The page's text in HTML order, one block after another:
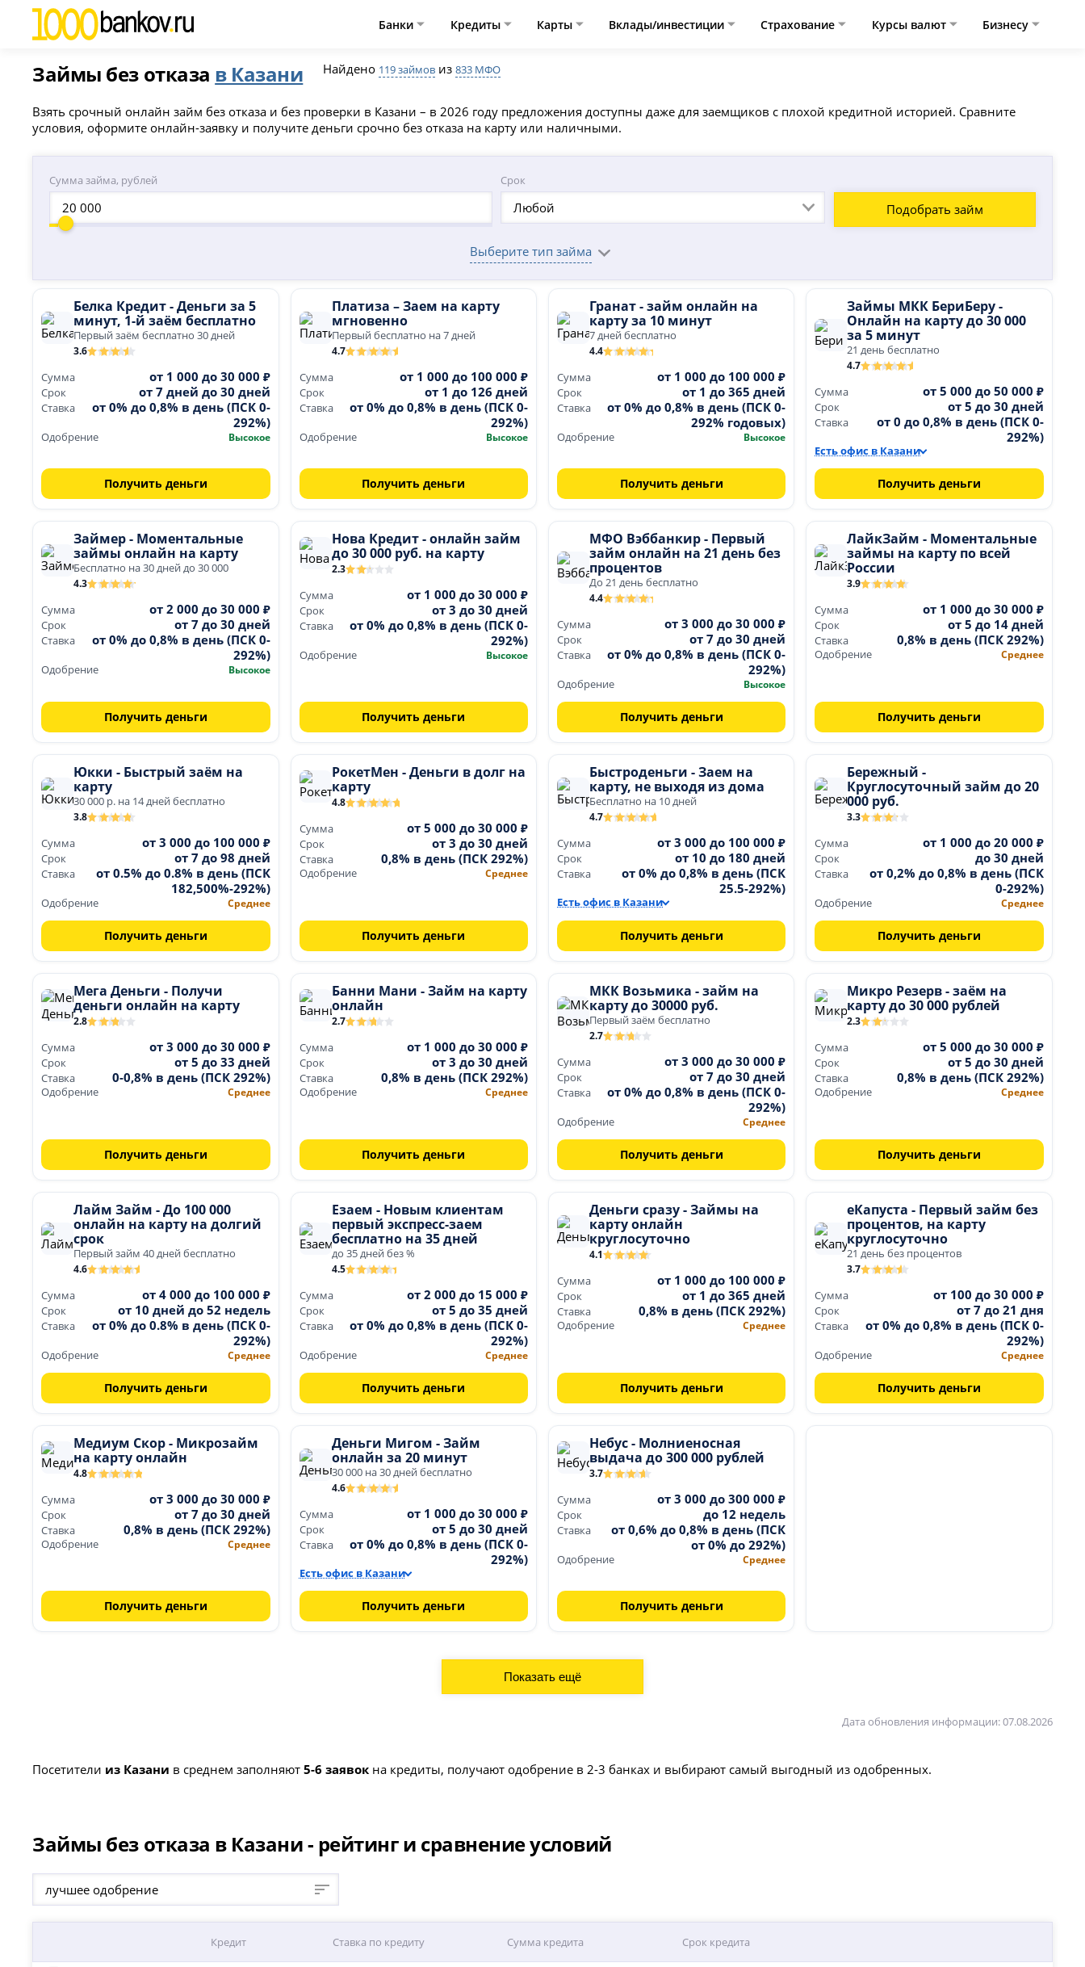
Банки Кредиты Карты Вклады/инвестиции Страхование Курсы валют Бизнесу
Займы без отказа в Казани Найдено 119 займов из833 МФО
Взять срочный онлайн займ без отказа и без проверки в Казани – в 2026 году предложения доступны даже для заемщиков с плохой кредитной историей. Сравните
условия, оформите онлайн-заявку и получите деньги срочно без отказа на карту или наличными.
Сумма займа, рублей Срок
Любой Подобрать займ
Выберите тип займа
Белка Кредит - Деньги за 5
минут, 1-й заём бесплатно
Первый заём бесплатно 30 дней
3.6
Сумма от 1 000 до 30 000 ₽
Срок от 7 дней до 30 дней
Ставка
от 0% до 0,8% в день (ПСК 0-
292%)
Одобрение Высокое
Получить деньги
Платиза – Заем на карту
мгновенно
Первый бесплатно на 7 дней
4.7
Сумма от 1 000 до 100 000 ₽
Срок от 1 до 126 дней
Ставка
от 0% до 0,8% в день (ПСК 0-
292%)
Одобрение Высокое
Получить деньги
Гранат - займ онлайн на
карту за 10 минут
7 дней бесплатно
4.4
Сумма от 1 000 до 100 000 ₽
Срок от 1 до 365 дней
Ставка
от 0% до 0,8% в день (ПСК 0-
292% годовых)
Одобрение Высокое
Получить деньги
Займы МКК БериБеру -
Онлайн на карту до 30 000
за 5 минут
21 день бесплатно
4.7
Сумма от 5 000 до 50 000 ₽
Срок от 5 до 30 дней
Ставка
от 0 до 0,8% в день (ПСК 0-
292%)
Есть офис в Казани
Получить деньги
Займер - Моментальные
займы онлайн на карту
Бесплатно на 30 дней до 30 000
4.3
Сумма от 2 000 до 30 000 ₽
Срок от 7 до 30 дней
Ставка
от 0% до 0,8% в день (ПСК 0-
292%)
Одобрение Высокое
Получить деньги
Нова Кредит - онлайн займ
до 30 000 руб. на карту
2.3
Сумма от 1 000 до 30 000 ₽
Срок от 3 до 30 дней
Ставка
от 0% до 0,8% в день (ПСК 0-
292%)
Одобрение Высокое
Получить деньги
МФО Вэббанкир - Первый
займ онлайн на 21 день без
процентов
До 21 день бесплатно
4.4
Сумма от 3 000 до 30 000 ₽
Срок от 7 до 30 дней
Ставка
от 0% до 0,8% в день (ПСК 0-
292%)
Одобрение Высокое
Получить деньги
ЛайкЗайм - Моментальные
займы на карту по всей
России
3.9
Сумма от 1 000 до 30 000 ₽
Срок от 5 до 14 дней
Ставка 0,8% в день (ПСК 292%)
Одобрение Среднее
Получить деньги
Юкки - Быстрый заём на
карту
30 000 р. на 14 дней бесплатно
3.8
Сумма от 3 000 до 100 000 ₽
Срок от 7 до 98 дней
Ставка
от 0.5% до 0.8% в день (ПСК
182,500%-292%)
Одобрение Среднее
Получить деньги
РокетМен - Деньги в долг на
карту
4.8
Сумма от 5 000 до 30 000 ₽
Срок от 3 до 30 дней
Ставка 0,8% в день (ПСК 292%)
Одобрение Среднее
Получить деньги
Быстроденьги - Заем на
карту, не выходя из дома
Бесплатно на 10 дней
4.7
Сумма от 3 000 до 100 000 ₽
Срок от 10 до 180 дней
Ставка
от 0% до 0,8% в день (ПСК
25.5-292%)
Есть офис в Казани
Получить деньги
Бережный -
Круглосуточный займ до 20
000 руб.
3.3
Сумма от 1 000 до 20 000 ₽
Срок до 30 дней
Ставка
от 0,2% до 0,8% в день (ПСК
0-292%)
Одобрение Среднее
Получить деньги
Мега Деньги - Получи
деньги онлайн на карту
2.8
Сумма от 3 000 до 30 000 ₽
Срок от 5 до 33 дней
Ставка 0-0,8% в день (ПСК 292%)
Одобрение Среднее
Получить деньги
Банни Мани - Займ на карту
онлайн
2.7
Сумма от 1 000 до 30 000 ₽
Срок от 3 до 30 дней
Ставка 0,8% в день (ПСК 292%)
Одобрение Среднее
Получить деньги
МКК Возьмика - займ на
карту до 30000 руб.
Первый заём бесплатно
2.7
Сумма от 3 000 до 30 000 ₽
Срок от 7 до 30 дней
Ставка
от 0% до 0,8% в день (ПСК 0-
292%)
Одобрение Среднее
Получить деньги
Микро Резерв - заём на
карту до 30 000 рублей
2.3
Сумма от 5 000 до 30 000 ₽
Срок от 5 до 30 дней
Ставка 0,8% в день (ПСК 292%)
Одобрение Среднее
Получить деньги
Лайм Займ - До 100 000
онлайн на карту на долгий
срок
Первый займ 40 дней бесплатно
4.6
Сумма от 4 000 до 100 000 ₽
Срок от 10 дней до 52 недель
Ставка
от 0% до 0.8% в день (ПСК 0-
292%)
Одобрение Среднее
Получить деньги
Езаем - Новым клиентам
первый экспресс-заем
бесплатно на 35 дней
до 35 дней без %
4.5
Сумма от 2 000 до 15 000 ₽
Срок от 5 до 35 дней
Ставка
от 0% до 0,8% в день (ПСК 0-
292%)
Одобрение Среднее
Получить деньги
Деньги сразу - Займы на
карту онлайн
круглосуточно
4.1
Сумма от 1 000 до 100 000 ₽
Срок от 1 до 365 дней
Ставка 0,8% в день (ПСК 292%)
Одобрение Среднее
Получить деньги
еКапуста - Первый займ без
процентов, на карту
круглосуточно
21 день без процентов
3.7
Сумма от 100 до 30 000 ₽
Срок от 7 до 21 дня
Ставка
от 0% до 0,8% в день (ПСК 0-
292%)
Одобрение Среднее
Получить деньги
Медиум Скор - Микрозайм
на карту онлайн
4.8
Сумма от 3 000 до 30 000 ₽
Срок от 7 до 30 дней
Ставка 0,8% в день (ПСК 292%)
Одобрение Среднее
Получить деньги
Деньги Мигом - Займ
онлайн за 20 минут
30 000 на 30 дней бесплатно
4.6
Сумма от 1 000 до 30 000 ₽
Срок от 5 до 30 дней
Ставка
от 0% до 0,8% в день (ПСК 0-
292%)
Есть офис в Казани
Получить деньги
Небус - Молниеносная
выдача до 300 000 рублей
3.7
Сумма от 3 000 до 300 000 ₽
Срок до 12 недель
Ставка
от 0,6% до 0,8% в день (ПСК
от 0% до 292%)
Одобрение Среднее
Получить деньги
Дата обновления информации: 07.08.2026
Посетители из Казани в среднем заполняют5-6 заявок на кредиты, получают одобрение в 2-3 банках и выбирают самый выгодный из одобренных.
Займы без отказа в Казани - рейтинг и сравнение условий
лучшее одобрение
Кредит Ставка по кредиту Сумма кредита Срок кредита